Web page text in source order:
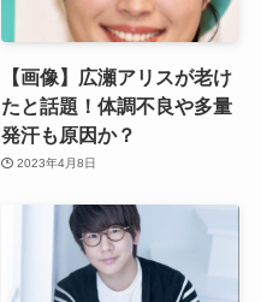
【画像】広瀬アリスが老け
たと話題！体調不良や多量
発汗も原因か？
2023年4月8日